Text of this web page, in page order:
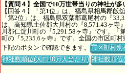
【質問４】全国で10万世帯当りの神社が
【回答４】「第1位」は、福島県相馬郡飯
「第2位」は、福島県双葉郡葛尾村の『
は、高知県土佐郡大川村の『8,571.43ヶ寺
川郡仁淀川町の『5,291.58ヶ寺』です。「
町の『5,235.6ヶ寺』です。全国の市区町村
下記のボタンで確認できます。市区町村別
神社数順位(人口10万人当たり) 神社数順位